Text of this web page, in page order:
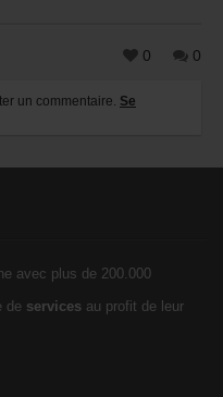
0 0
un commentaire. Se
avec plus de 200.000
de services au profit de leur